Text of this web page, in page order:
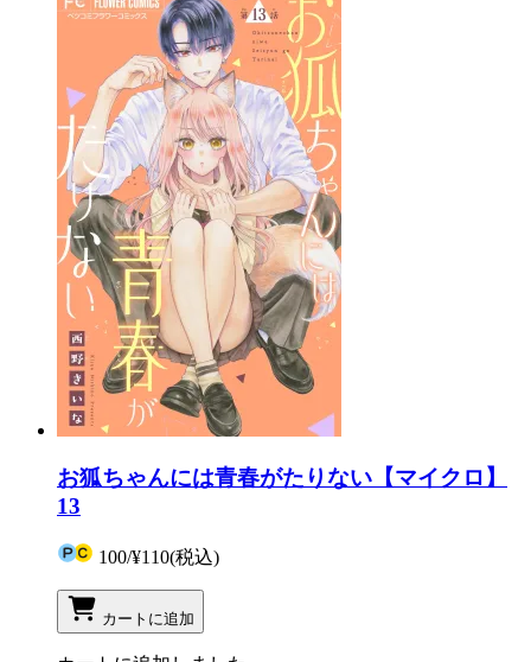
お狐ちゃんには青春がたりない【マイクロ】
13
100/¥110(税込)
カートに追加